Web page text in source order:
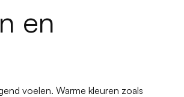
en
voelen. Warme kleuren zoals